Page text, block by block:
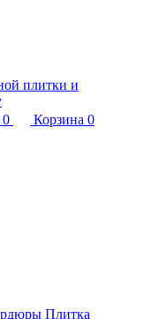
0 Корзина 0
Плитка